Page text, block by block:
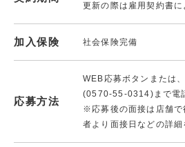
更新の際は雇用契約書に
加入保険 社会保険完備
応募方法
WEB応募ボタンまたは
(0570-55-0314)まで電
※応募後の面接は店舗で
者より面接日などの詳細